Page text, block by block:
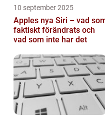
10 september 2025
Apples nya Siri – vad
faktiskt förändrats och
vad som inte har det